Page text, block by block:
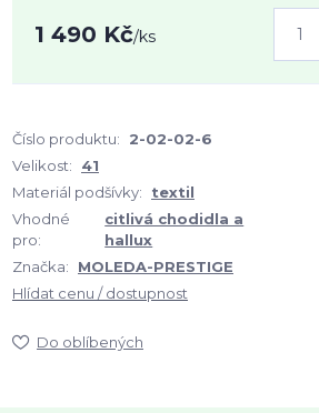
1 490 Kč/ks
Číslo produktu: 2-02-02-6
Velikost:
41
Materiál podšívky:
textil
Vhodné
pro:
citlivá chodidla a
hallux
Značka: MOLEDA-PRESTIGE
Hlídat cenu / dostupnost
Do oblíbených